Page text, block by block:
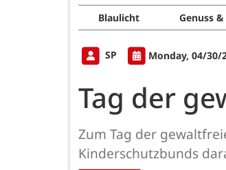
Blaulicht Genuss
SP Monday, 04/30/
Tag der
Zum Tag der
Kinderschutzbunds